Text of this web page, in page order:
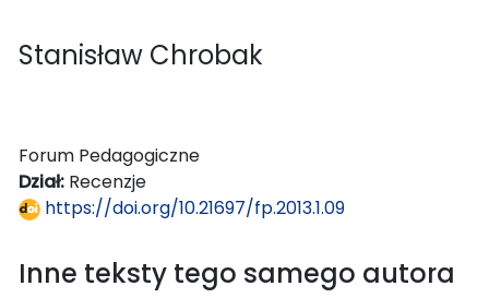
Stanisław Chrobak
Forum Pedagogiczne
Dział: Recenzje
https://doi.org/10.21697/fp.2013.1.09
Inne teksty tego samego autora